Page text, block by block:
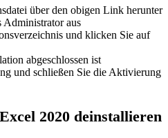
über den obigen Link herunter
Administrator aus
und klicken Sie auf
abgeschlossen ist
und schließen Sie die Aktivierung
2020 deinstallieren